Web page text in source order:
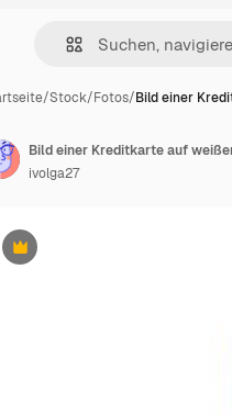
/Stock/Fotos/Bild einer
Premium
Bild einer Kreditkarte auf
ivolga27